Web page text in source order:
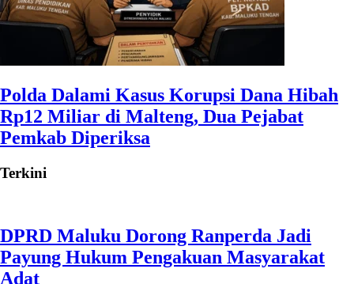
Polda Dalami Kasus Korupsi Dana Hibah
Rp12 Miliar di Malteng, Dua Pejabat
Pemkab Diperiksa
Terkini
DPRD Maluku Dorong Ranperda Jadi
Payung Hukum Pengakuan Masyarakat
Adat